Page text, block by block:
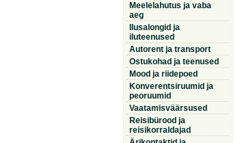
Meelelahutus ja vaba
aeg
Ilusalongid ja
iluteenused
Autorent ja transport
Ostukohad ja teenused
Mood ja riidepoed
Konverentsiruumid ja
peoruumid
Vaatamisväärsused
Reisibürood ja
reisikorraldajad